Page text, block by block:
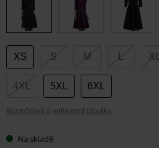
velikost
XS S M XL
4XL 5XL 6XL
Rozměrová a velikostní tabulka
Na skladě